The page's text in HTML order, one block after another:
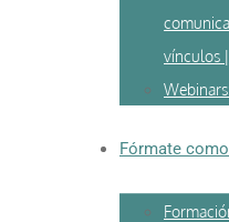
vínculos
Fórmate